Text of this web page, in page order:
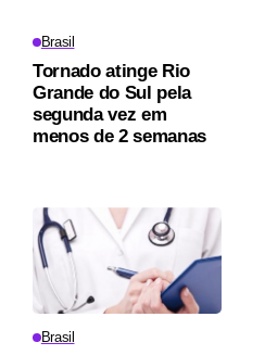
Brasil
Tornado atinge Rio
Grande do Sul pela
segunda vez em
menos de 2 semanas
Brasil